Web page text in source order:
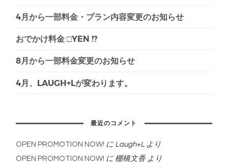
4月から一部料金・プラン内容変更のお知らせ
おでかけ料金 □YEN !?
8月から一部料金変更のお知らせ
4月、LAUGH+Lが変わります。
最近のコメント
OPEN PROMOTION NOW! に Laugh+L より
OPEN PROMOTION NOW! に 棚橋文香より